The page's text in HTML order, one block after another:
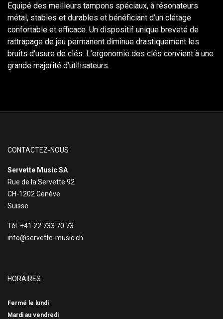
Equipé des meilleurs tampons spéciaux, à résonateurs
métal, stables et durables et bénéficiant d’un clétage
confortable et efficace. Un dispositif unique breveté de
rattrapage de jeu permanent diminue drastiquement les
bruits d’usure de clés. L’ergonomie des clés convient à une
grande majorité d’utilisateurs.
CONTACTEZ-NOUS
Servette Music SA
Rue de la Servette 92
CH-1202 Genève
Suisse
Tél. +41 22 733 70 73
info@servette-music.ch
HORAIRES
Fermé le lundi
Mardi au vendredi